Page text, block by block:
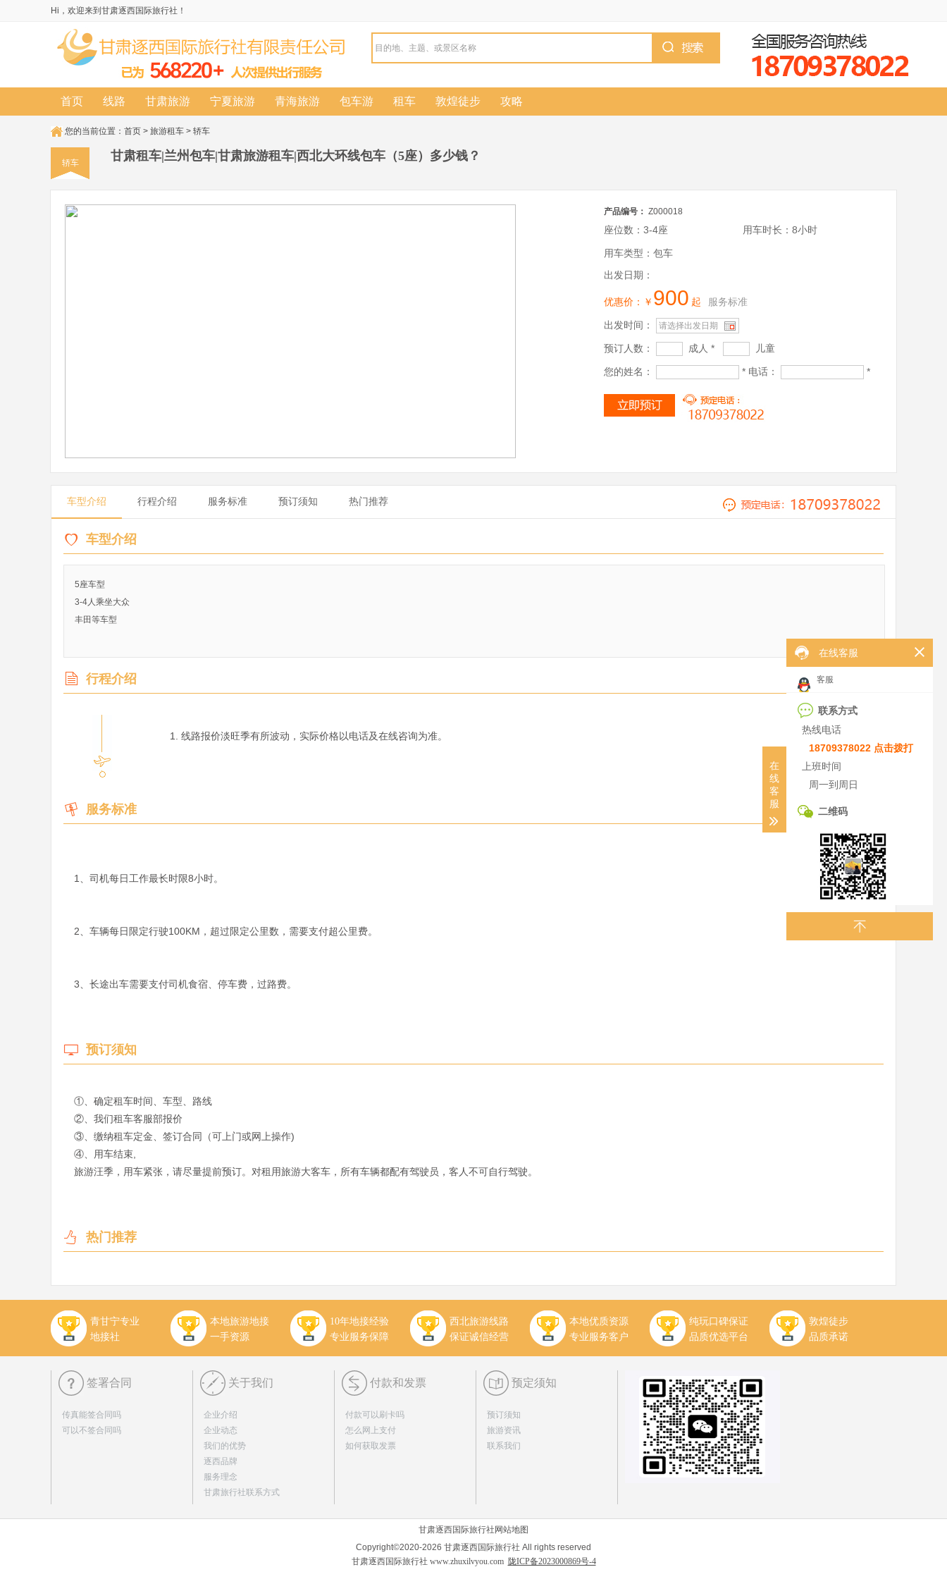
Hi，欢迎来到甘肃逐西国际旅行社！
首页 线路 甘肃旅游 宁夏旅游 青海旅游 包车游 租车 敦煌徒步 攻略
您的当前位置： 首页 > 旅游租车 > 轿车
轿车 甘肃租车|兰州包车|甘肃旅游租车|西北大环线包车（5座）多少钱？
产品编号： Z000018
座位数：3-4座 用车时长：8小时
用车类型：包车
出发日期：
优惠价：￥ 900 起 服务标准
出发时间：
预订人数： 成人 * 儿童
您的姓名： * 电话： *
车型介绍 行程介绍 服务标准 预订须知 热门推荐
车型介绍
5座车型
3-4人乘坐大众
丰田等车型
行程介绍
服务标准
1、司机每日工作最长时限8小时。
2、车辆每日限定行驶100KM，超过限定公里数，需要支付超公里费。
3、长途出车需要支付司机食宿、停车费，过路费。
预订须知
①、确定租车时间、车型、路线
②、我们租车客服部报价
③、缴纳租车定金、签订合同（可上门或网上操作)
旅游汪季，用车紧张，请尽量提前预订。对租用旅游大客车，所有车辆都配有驾驶员，客人不可自行驾驶。
热门推荐
青甘宁专业
地接社
本地旅游地接
一手资源
10年地接经验
专业服务保障
西北旅游线路
保证诚信经营
本地优质资源
专业服务客户
纯玩口碑保证
品质优选平台
敦煌徒步
品质承诺
签署合同
传真能签合同吗
可以不签合同吗
关于我们
企业介绍
企业动态
我们的优势
逐西品牌
服务理念
甘肃旅行社联系方式
付款和发票
付款可以刷卡吗
怎么网上支付
如何获取发票
预定须知
预订须知
旅游资讯
联系我们
在线客服
客服
联系方式
热线电话
18709378022 点击拨打
上班时间
周一到周日
二维码
在
线
客
服
甘肃逐西国际旅行社 网站地图
Copyright©2020-2026 甘肃逐西国际旅行社 All rights reserved
甘肃逐西国际旅行社 www.zhuxilvyou.com 陇ICP备2023000869号-4